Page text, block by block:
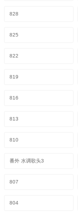
828
825
822
819
816
813
810
番外 水调歌头3
807
804